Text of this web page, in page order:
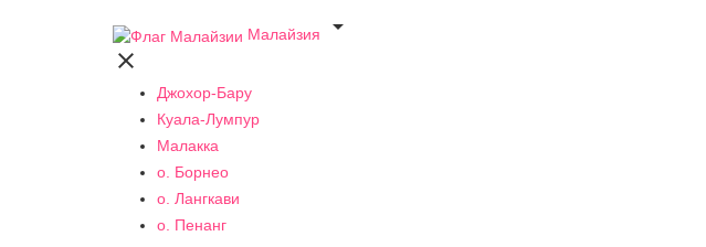
Малайзия


Джохор-Бару
Куала-Лумпур
Малакка
о. Борнео
о. Лангкави
о. Пенанг